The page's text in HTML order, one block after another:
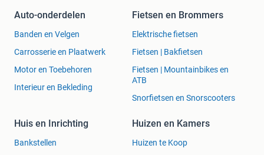
Auto-onderdelen
Banden en Velgen
Carrosserie en Plaatwerk
Motor en Toebehoren
Interieur en Bekleding
Fietsen en Brommers
Elektrische fietsen
Fietsen | Bakfietsen
Fietsen | Mountainbikes en
ATB
Snorfietsen en Snorscooters
Huis en Inrichting
Bankstellen
Huizen en Kamers
Huizen te Koop